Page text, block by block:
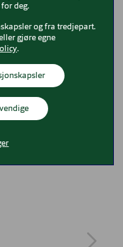
deg.
og fra tredjepart.
gjøre egne
.